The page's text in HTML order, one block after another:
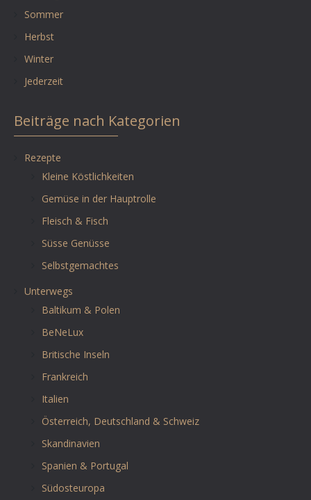
Sommer
Herbst
Winter
Jederzeit
Beiträge nach Kategorien
Rezepte
Kleine Köstlichkeiten
Gemüse in der Hauptrolle
Fleisch & Fisch
Süsse Genüsse
Selbstgemachtes
Unterwegs
Baltikum & Polen
BeNeLux
Britische Inseln
Frankreich
Italien
Österreich, Deutschland & Schweiz
Skandinavien
Spanien & Portugal
Südosteuropa